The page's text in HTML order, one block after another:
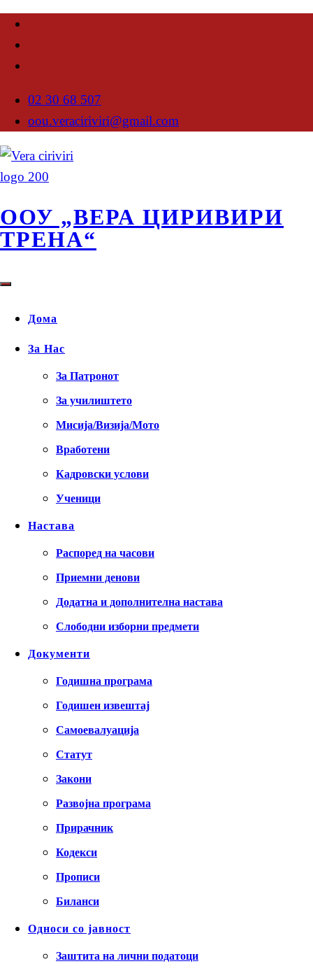
02 30 68 507
oou.veraciriviri@gmail.com
ООУ „ВЕРА ЦИРИВИРИ
ТРЕНА“
Дома
За Нас
За Патронот
За училиштето
Мисија/Визија/Мото
Вработени
Кадровски услови
Ученици
Настава
Распоред на часови
Приемни денови
Додатна и дополнителна настава
Слободни изборни предмети
Документи
Годишна програма
Годишен извештај
Самоевалуација
Статут
Закони
Развојна програма
Прирачник
Кодекси
Прописи
Биланси
Односи со јавност
Заштита на лични податоци